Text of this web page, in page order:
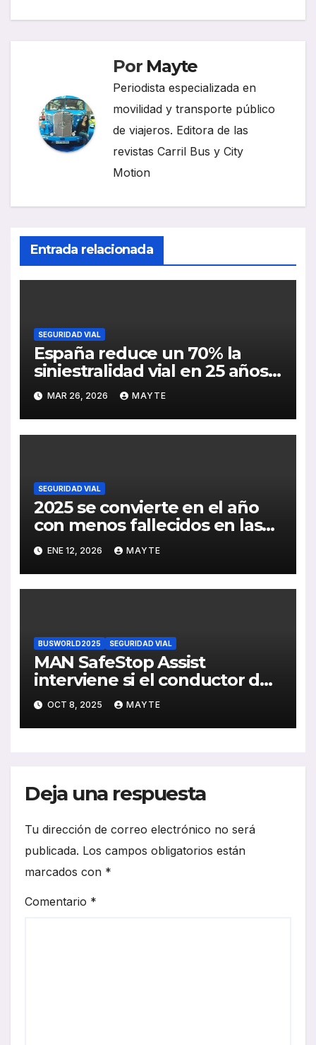
entradas
Por Mayte
Periodista especializada en
movilidad y transporte público
de viajeros. Editora de las
revistas Carril Bus y City
Motion
Entrada relacionada
SEGURIDAD VIAL
España reduce un 70% la
siniestralidad vial en 25 años:
claves y oportunidades para
el sector del autobús
MAR 26, 2026 MAYTE
SEGURIDAD VIAL
2025 se convierte en el año
con menos fallecidos en las
carreteras españolas desde
1960
ENE 12, 2026 MAYTE
BUSWORLD2025 SEGURIDAD VIAL
MAN SafeStop Assist
interviene si el conductor del
autobús queda incapacitado
OCT 8, 2025 MAYTE
Deja una respuesta
Tu dirección de correo electrónico no será
publicada. Los campos obligatorios están
marcados con *
Comentario *